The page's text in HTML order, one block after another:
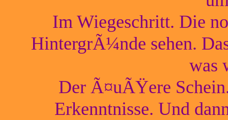
Im Wiegeschritt. Die
HintergrÃ¼nde sehen.
was
Der Ã¤uÃŸere
Erkenntnisse. Und